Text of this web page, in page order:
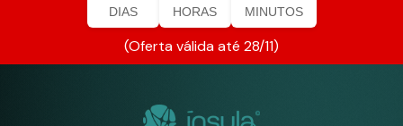
(Oferta válida até 28/11)
DIAS HORAS MINUTOS